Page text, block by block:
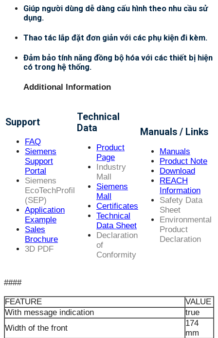
Giúp người dùng dễ dàng cấu hình theo nhu cầu sử
dụng.
Thao tác lắp đặt đơn giản với các phụ kiện đi kèm.
Đảm bảo tính năng đồng bộ hóa với các thiết bị hiện
có trong hệ thống.
Additional Information
Support
FAQ
Siemens
Support
Portal
Siemens
EcoTechProfil
(SEP)
Application
Example
Sales
Brochure
3D PDF
Technical
Data
Product
Page
Industry
Mall
Siemens
Mall
Certificates
Technical
Data Sheet
Declaration
of
Conformity
Manuals / Links
Manuals
Product Note
Download
REACH
Information
Safety Data
Sheet
Environmental
Product
Declaration
####
FEATURE
VALUE
With message indication
true
Width of the front
174
mm